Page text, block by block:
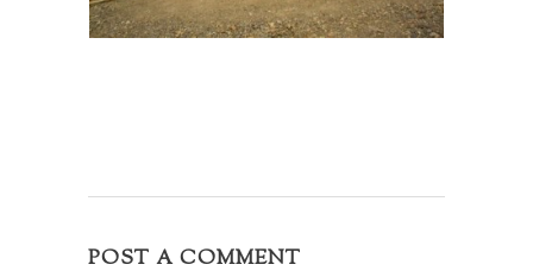
POST A COMMENT